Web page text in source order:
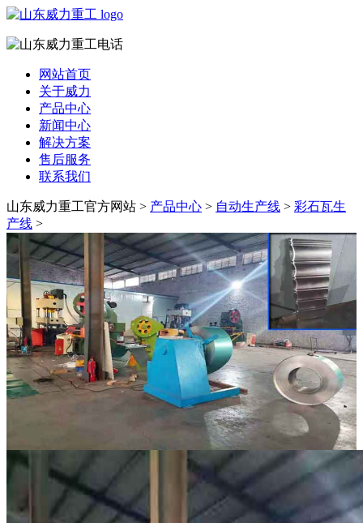
网站首页
关于威力
产品中心
新闻中心
解决方案
售后服务
联系我们
山东威力重工官方网站 > 产品中心 > 自动生产线 > 彩石瓦生
产线 >